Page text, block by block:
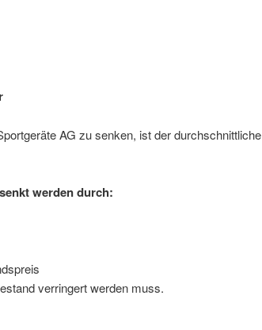
AG zu senken, ist der durchschnittliche
werden durch:
verringert werden muss.